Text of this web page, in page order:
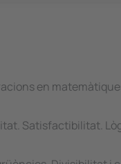
en
Satisfactibilitat.